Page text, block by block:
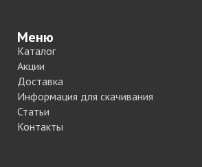
Меню
Каталог
Акции
Доставка
Информация для скачивания
Статьи
Контакты